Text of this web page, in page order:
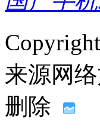
来源网
删除